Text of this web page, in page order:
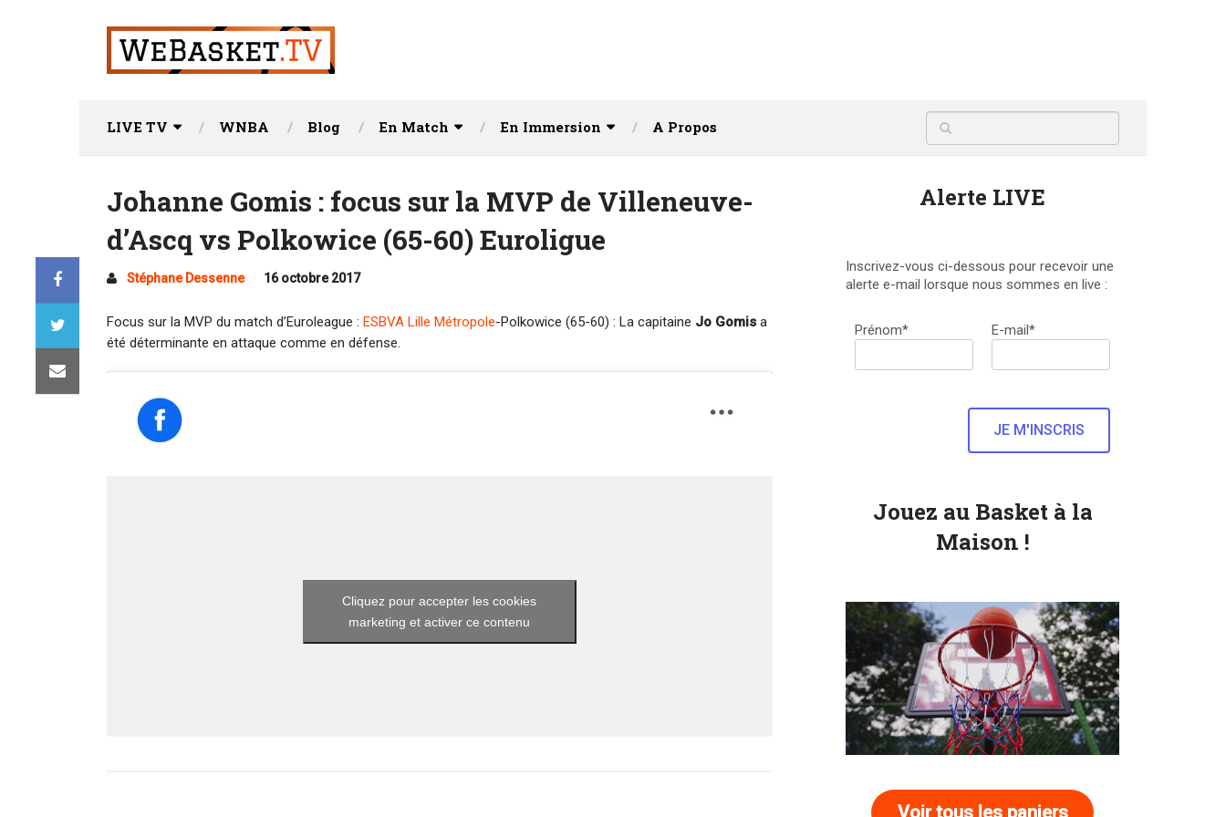
LIVE TV WNBA Blog En Match En Immersion A Propos
Johanne Gomis : focus sur la MVP de Villeneuve-
d’Ascq vs Polkowice (65-60) Euroligue
Stéphane Dessenne 16 octobre 2017
Focus sur la MVP du match d’Euroleague : ESBVA Lille Métropole-Polkowice (65-60) : La capitaine Jo Gomis a
été déterminante en attaque comme en défense.
Cliquez pour accepter les cookies
marketing et activer ce contenu
Alerte LIVE
Inscrivez-vous ci-dessous pour recevoir une
alerte e-mail lorsque nous sommes en live :
Prénom* E-mail*
Jouez au Basket à la
Maison !
Voir tous les paniers